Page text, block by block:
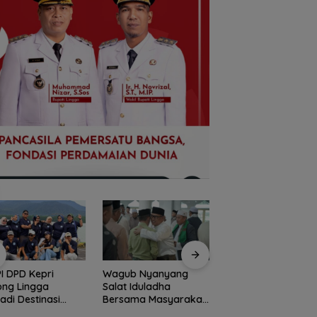
DPD Kepri
Lingga
Destinasi
Wagub Nyanyang
Salat Iduladha
Bersama Masyarakat